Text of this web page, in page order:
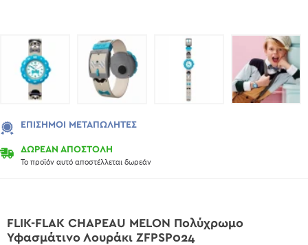
ΔΩΡΕΑΝ ΑΠΟΣΤΟΛΗ
Το προϊόν αυτό αποστέλλεται δωρεάν
ΕΠΊΣΗΜΟΙ ΜΕΤΑΠΩΛΗΤΈΣ
FLIK-FLAK CHAPEAU MELON Πολύχρωμο
Υφασμάτινο Λουράκι ZFPSP024